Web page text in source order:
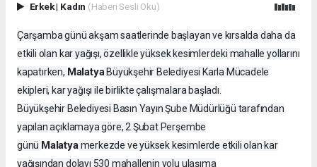
Erkek| Kadın (Haberi Sesli Oku)
Çarşamba günü akşam saatlerinde başlayan ve kırsalda daha da
etkili olan kar yağışı, özellikle yüksek kesimlerdeki mahalle yollarını
kapatırken, Malatya Büyükşehir Belediyesi Karla Mücadele
ekipleri, kar yağışı ile birlikte çalışmalara başladı.
Büyükşehir Belediyesi Basın Yayın Şube Müdürlüğü tarafından
yapılan açıklamaya göre, 2 Şubat Perşembe
günü Malatyamerkezde ve yüksek kesimlerde etkili olan kar
yağışından dolayı 530 mahallenin yolu ulaşıma